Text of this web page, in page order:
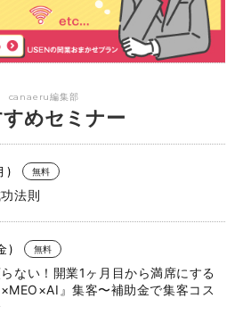
canaeru編集部
めセミナー
) 無料
法則
) 無料
ない！開業1ヶ月目から満席にする
』集客〜補助金で集客コス